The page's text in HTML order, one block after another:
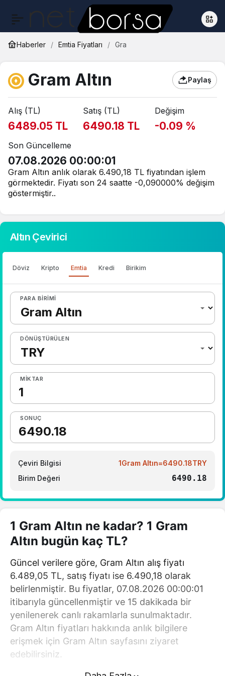
Haberler Emtia Fiyatları Gra
Gram Altın Paylaş
Alış (TL)
6489.05 TL
Satış (TL)
6490.18 TL
Değişim
-0.09 %
Son Güncelleme
07.08.2026 00:00:01
Gram Altın anlık olarak 6.490,18 TL fiyatından işlem
görmektedir. Fiyatı son 24 saatte -0,090000% değişim
göstermiştir..
Altın Çevirici
Döviz Kripto Emtia Kredi Birikim
PARA BIRIMI
DÖNÜŞTÜRÜLEN
MIKTAR
SONUÇ
Çeviri Bilgisi
1Gram Altın=6490.18TRY
Birim Değeri
6490.18
1 Gram Altın ne kadar? 1 Gram
Altın bugün kaç TL?
Güncel verilere göre, Gram Altın alış fiyatı
6.489,05 TL, satış fiyatı ise 6.490,18 olarak
belirlenmiştir. Bu fiyatlar, 07.08.2026 00:00:01
itibarıyla güncellenmiştir ve 15 dakikada bir
yenilenerek canlı rakamlarla sunulmaktadır.
Gram Altın fiyatları hakkında anlık bilgilere
erişmek için Gram Altın sayfasını ziyaret
edebilirsiniz.